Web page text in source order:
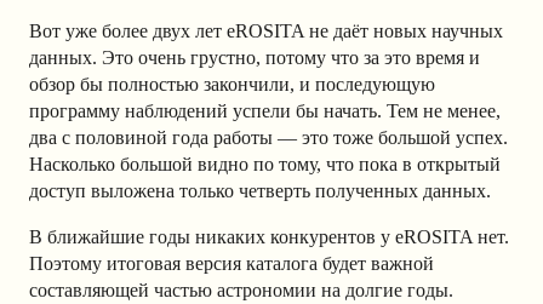
Вот уже более двух лет eROSITA не даёт новых научных
данных. Это очень грустно, потому что за это время и
обзор бы полностью закончили, и последующую
программу наблюдений успели бы начать. Тем не менее,
два с половиной года работы — это тоже большой успех.
Насколько большой видно по тому, что пока в открытый
доступ выложена только четверть полученных данных.
В ближайшие годы никаких конкурентов у eROSITA нет.
Поэтому итоговая версия каталога будет важной
составляющей частью астрономии на долгие годы.